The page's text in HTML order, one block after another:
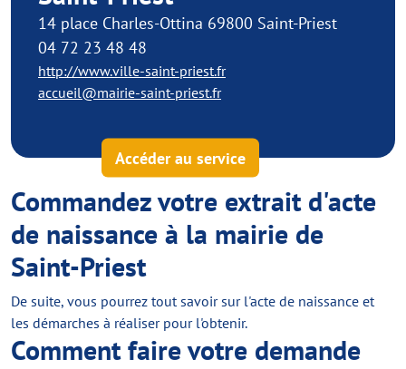
14 place Charles-Ottina 69800 Saint-Priest
04 72 23 48 48
http://www.ville-saint-priest.fr
accueil@mairie-saint-priest.fr
Accéder au service
Commandez votre extrait d'acte
de naissance à la mairie de
Saint-Priest
De suite, vous pourrez tout savoir sur l'acte de naissance et
les démarches à réaliser pour l'obtenir.
Comment faire votre demande